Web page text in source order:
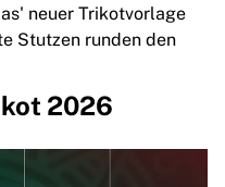
neuer Trikotvorlage
Stutzen runden den
2026